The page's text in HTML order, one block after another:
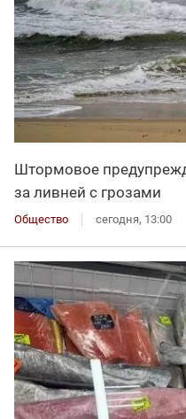
Штормовое
за ливней с грозами
Общество сегодня, 13:00